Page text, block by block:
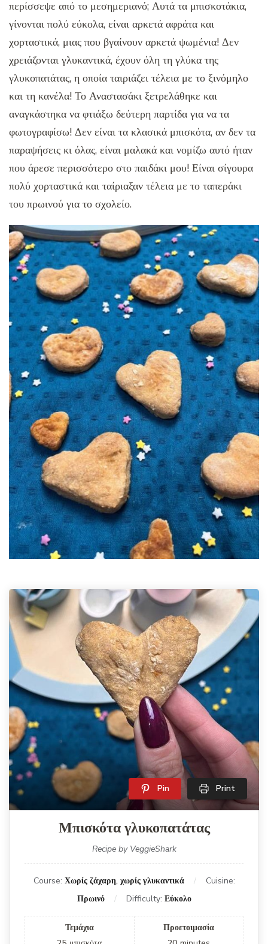
περίσσεψε από το μεσημεριανό; Αυτά τα μπισκοτάκια,
γίνονται πολύ εύκολα, είναι αρκετά αφράτα και
χορταστικά, μιας που βγαίνουν αρκετά ψωμένια! Δεν
χρειάζονται γλυκαντικά, έχουν όλη τη γλύκα της
γλυκοπατάτας, η οποία ταιριάζει τέλεια με το ξινόμηλο
και τη κανέλα! Το Αναστασάκι ξετρελάθηκε και
αναγκάστηκα να φτιάξω δεύτερη παρτίδα για να τα
φωτογραφίσω! Δεν είναι τα κλασικά μπισκότα, αν δεν τα
παραψήσεις κι όλας, είναι μαλακά και νομίζω αυτό ήταν
που άρεσε περισσότερο στο παιδάκι μου! Είναι σίγουρα
πολύ χορταστικά και ταίριαξαν τέλεια με το ταπεράκι
του πρωινού για το σχολείο.
Pin Print
Μπισκότα γλυκοπατάτας
Recipe by VeggieShark
Course: Χωρίς ζάχαρη, χωρίς γλυκαντικά
Cuisine:
Πρωινό
Difficulty: Εύκολο
Τεμάχια
Προετοιμασία